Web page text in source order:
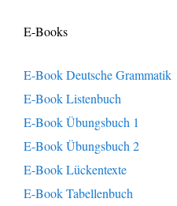
E-Books
E-Book Deutsche Grammatik
E-Book Listenbuch
E-Book Übungsbuch 1
E-Book Übungsbuch 2
E-Book Lückentexte
E-Book Tabellenbuch